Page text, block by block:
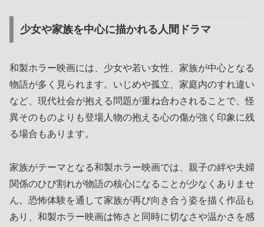
少女や家族を中心に描かれる人間ドラマ
和製ホラー映画には、少女や若い女性、家族が中心となる
物語が多く見られます。いじめや孤立、家庭内のすれ違い
など、現代社会が抱える問題が重ね合わされることで、怪
異そのものよりも登場人物の抱える心の傷が強く印象に残
る場合もあります。
家族がテーマとなる和製ホラー映画では、親子の絆や夫婦
関係のひび割れが物語の核心になることが少なくありませ
ん。恐怖体験を通して家族が再び向き合う姿を描く作品も
あり、和製ホラー映画は怖さと同時に切なさや温かさを感